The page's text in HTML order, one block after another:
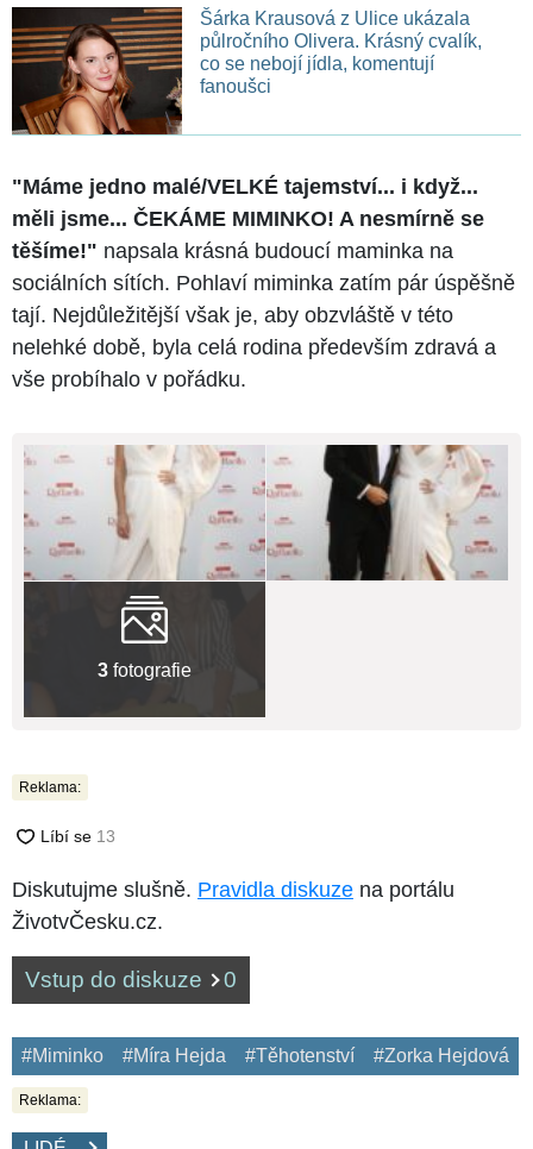
Šárka Krausová z Ulice ukázala
půlročního Olivera. Krásný cvalík,
co se nebojí jídla, komentují
fanoušci
"Máme jedno malé/VELKÉ tajemství... i když...
měli jsme... ČEKÁME MIMINKO! A nesmírně se
těšíme!" napsala krásná budoucí maminka na
sociálních sítích. Pohlaví miminka zatím pár úspěšně
tají. Nejdůležitější však je, aby obzvláště v této
nelehké době, byla celá rodina především zdravá a
vše probíhalo v pořádku.
3 fotografie
Reklama:
Diskutujme slušně. Pravidla diskuze na portálu
ŽivotvČesku.cz.
Vstup do diskuze 0
#Miminko #Míra Hejda #Těhotenství #Zorka Hejdová
Reklama: